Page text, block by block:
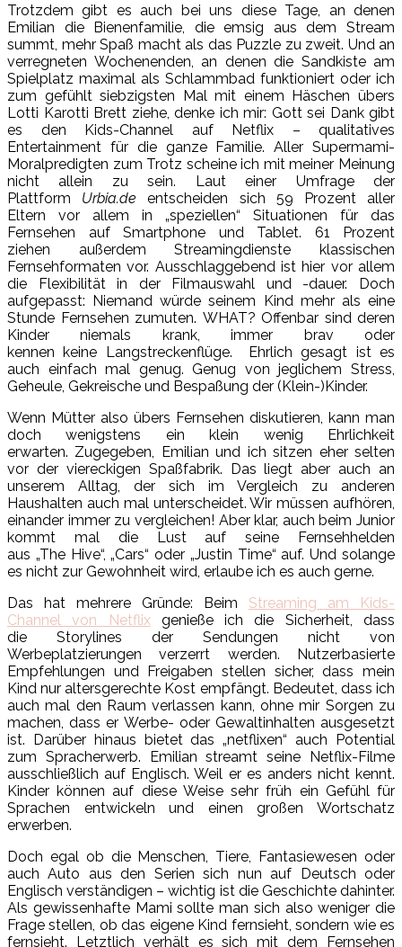
Trotzdem gibt es auch bei uns diese Tage, an denen
Emilian die Bienenfamilie, die emsig aus dem Stream
summt, mehr Spaß macht als das Puzzle zu zweit. Und an
verregneten Wochenenden, an denen die Sandkiste am
Spielplatz maximal als Schlammbad funktioniert oder ich
zum gefühlt siebzigsten Mal mit einem Häschen übers
Lotti Karotti Brett ziehe, denke ich mir: Gott sei Dank gibt
es den Kids-Channel auf Netflix – qualitatives
Entertainment für die ganze Familie. Aller Supermami-
Moralpredigten zum Trotz scheine ich mit meiner Meinung
nicht allein zu sein. Laut einer Umfrage der
Plattform Urbia.de entscheiden sich 59 Prozent aller
Eltern vor allem in „speziellen“ Situationen für das
Fernsehen auf Smartphone und Tablet. 61 Prozent
ziehen außerdem Streamingdienste klassischen
Fernsehformaten vor. Ausschlaggebend ist hier vor allem
die Flexibilität in der Filmauswahl und -dauer. Doch
aufgepasst: Niemand würde seinem Kind mehr als eine
Stunde Fernsehen zumuten. WHAT? Offenbar sind deren
Kinder niemals krank, immer brav oder
kennen keine Langstreckenflüge. Ehrlich gesagt ist es
auch einfach mal genug. Genug von jeglichem Stress,
Geheule, Gekreische und Bespaßung der (Klein-)Kinder.
Wenn Mütter also übers Fernsehen diskutieren, kann man
doch wenigstens ein klein wenig Ehrlichkeit
erwarten. Zugegeben, Emilian und ich sitzen eher selten
vor der viereckigen Spaßfabrik. Das liegt aber auch an
unserem Alltag, der sich im Vergleich zu anderen
Haushalten auch mal unterscheidet. Wir müssen aufhören,
einander immer zu vergleichen! Aber klar, auch beim Junior
kommt mal die Lust auf seine Fernsehhelden
aus „The Hive“, „Cars“ oder „Justin Time“ auf. Und solange
es nicht zur Gewohnheit wird, erlaube ich es auch gerne.
Das hat mehrere Gründe: Beim Streaming am Kids-
Channel von Netflixgenieße ich die Sicherheit, dass
die Storylines der Sendungen nicht von
Werbeplatzierungen verzerrt werden. Nutzerbasierte
Empfehlungen und Freigaben stellen sicher, dass mein
Kind nur altersgerechte Kost empfängt. Bedeutet, dass ich
auch mal den Raum verlassen kann, ohne mir Sorgen zu
machen, dass er Werbe- oder Gewaltinhalten ausgesetzt
ist. Darüber hinaus bietet das „netflixen“ auch Potential
zum Spracherwerb. Emilian streamt seine Netflix-Filme
ausschließlich auf Englisch. Weil er es anders nicht kennt.
Kinder können auf diese Weise sehr früh ein Gefühl für
Sprachen entwickeln und einen großen Wortschatz
erwerben.
Doch egal ob die Menschen, Tiere, Fantasiewesen oder
auch Auto aus den Serien sich nun auf Deutsch oder
Englisch verständigen – wichtig ist die Geschichte dahinter.
Als gewissenhafte Mami sollte man sich also weniger die
Frage stellen, ob das eigene Kind fernsieht, sondern wie es
fernsieht. Letztlich verhält es sich mit dem Fernsehen